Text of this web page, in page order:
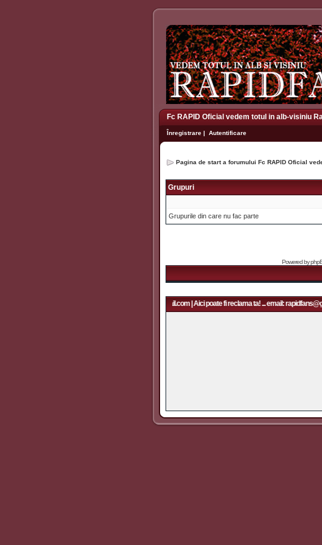
Fc RAPID Oficial vedem totul in alb-visiniu
Înregistrare | Autentificare
Pagina de start a forumului Fc RAPID Oficial
Grupuri
Grupurile din care nu fac parte
Powered by
Aici poate fi reclama ta! ... email: rapidfans@gmail.com | Aici poate fi reclama ta! ... email: